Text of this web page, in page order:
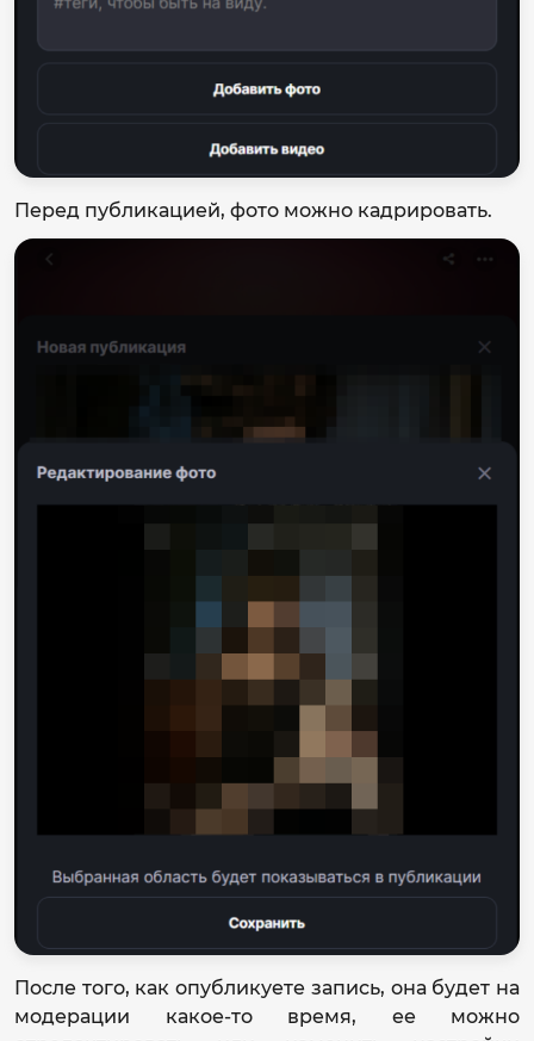
Перед публикацией, фото можно кадрировать.
После того, как опубликуете запись, она будет на
модерации какое-то время, ее можно